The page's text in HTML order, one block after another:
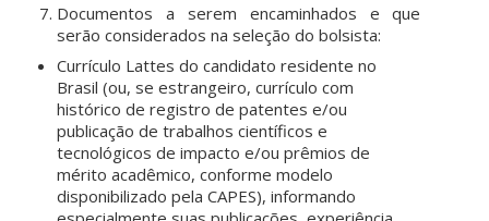
Documentos a serem encaminhados e que
serão considerados na seleção do bolsista:
Currículo Lattes do candidato residente no
Brasil (ou, se estrangeiro, currículo com
histórico de registro de patentes e/ou
publicação de trabalhos científicos e
tecnológicos de impacto e/ou prêmios de
mérito acadêmico, conforme modelo
disponibilizado pela CAPES), informando